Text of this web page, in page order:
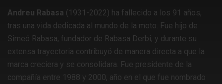
Andreu Rabasa (1931-2022) ha fallecido a los 91 años,
tras una vida dedicada al mundo de la moto. Fue hijo de
Simeó Rabasa, fundador de Rabasa Derbi, y durante su
extensa trayectoria contribuyó de manera directa a que la
marca creciera y se consolidara. Fue presidente de la
compañía entre 1988 y 2000, año en el que fue nombrado